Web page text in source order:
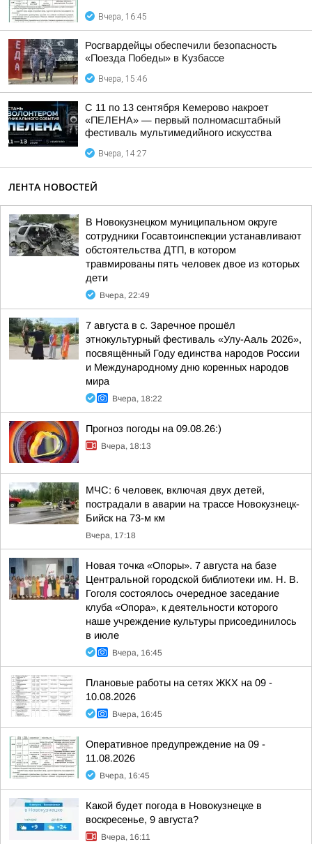
Вчера, 16:45
Росгвардейцы обеспечили безопасность
«Поезда Победы» в Кузбассе
Вчера, 15:46
С 11 по 13 сентября Кемерово накроет
«ПЕЛЕНА» — первый полномасштабный
фестиваль мультимедийного искусства
Вчера, 14:27
ЛЕНТА НОВОСТЕЙ
В Новокузнецком муниципальном округе
сотрудники Госавтоинспекции устанавливают
обстоятельства ДТП, в котором
травмированы пять человек двое из которых
дети
Вчера, 22:49
7 августа в с. Заречное прошёл
этнокультурный фестиваль «Улу-Ааль 2026»,
посвящённый Году единства народов России
и Международному дню коренных народов
мира
Вчера, 18:22
Прогноз погоды на 09.08.26:)
Вчера, 18:13
МЧС: 6 человек, включая двух детей,
пострадали в аварии на трассе Новокузнецк-
Бийск на 73-м км
Вчера, 17:18
Новая точка «Опоры». 7 августа на базе
Центральной городской библиотеки им. Н. В.
Гоголя состоялось очередное заседание
клуба «Опора», к деятельности которого
наше учреждение культуры присоединилось
в июле
Вчера, 16:45
Плановые работы на сетях ЖКХ на 09 -
10.08.2026
Вчера, 16:45
Оперативное предупреждение на 09 -
11.08.2026
Вчера, 16:45
Какой будет погода в Новокузнецке в
воскресенье, 9 августа?
Вчера, 16:11